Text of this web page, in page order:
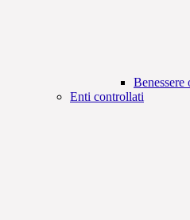
Benessere
Enti controllati